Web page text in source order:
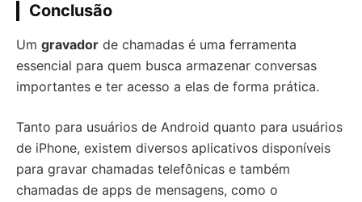
Conclusão
Um gravador de chamadas é uma ferramenta
essencial para quem busca armazenar conversas
importantes e ter acesso a elas de forma prática.
Tanto para usuários de Android quanto para usuários
de iPhone, existem diversos aplicativos disponíveis
para gravar chamadas telefônicas e também
chamadas de apps de mensagens, como o